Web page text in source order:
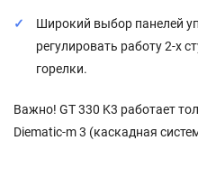
Широкий выбор панелей
регулировать работу 2-х
горелки.
Важно! GT 330 K3 работает
Diematic-m 3 (каскадная